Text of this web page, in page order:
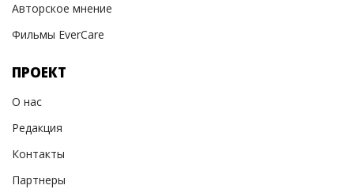
Авторское мнение
Фильмы EverCare
ПРОЕКТ
О нас
Редакция
Контакты
Партнеры